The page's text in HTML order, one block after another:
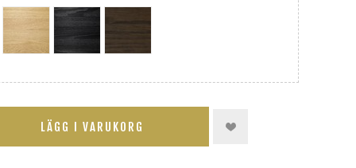
LÄGG I VARUKORG